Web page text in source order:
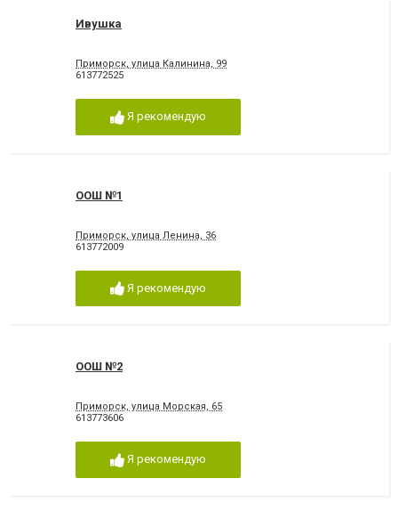
Ивушка
Приморск, улица Калинина, 99
613772525
Я рекомендую
ООШ №1
Приморск, улица Ленина, 36
613772009
Я рекомендую
ООШ №2
Приморск, улица Морская, 65
613773606
Я рекомендую